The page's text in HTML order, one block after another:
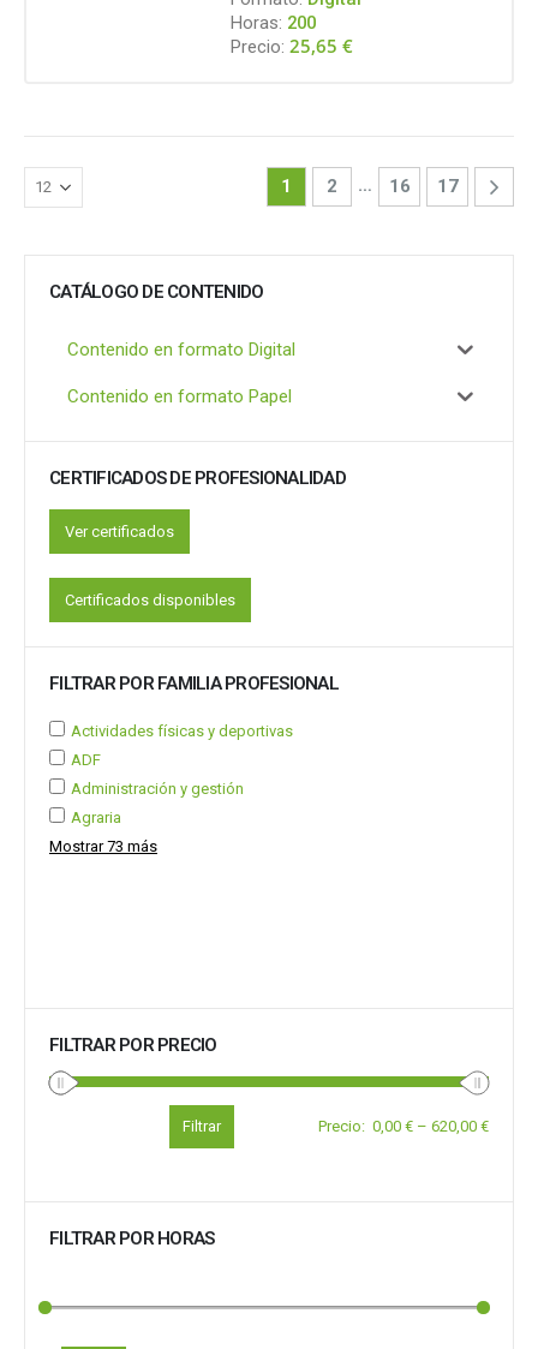
Horas: 200
Precio: 25,65€
1 2 … 16 17
CATÁLOGO DE CONTENIDO
Contenido en formato Digital
Contenido en formato Papel
CERTIFICADOS DE PROFESIONALIDAD
Ver certificados
Certificados disponibles
FILTRAR POR FAMILIA PROFESIONAL
Actividades físicas y deportivas
ADF
Administración y gestión
Agraria
Mostrar 73 más
FILTRAR POR PRECIO
Filtrar Precio: 0,00 € – 620,00 €
FILTRAR POR HORAS